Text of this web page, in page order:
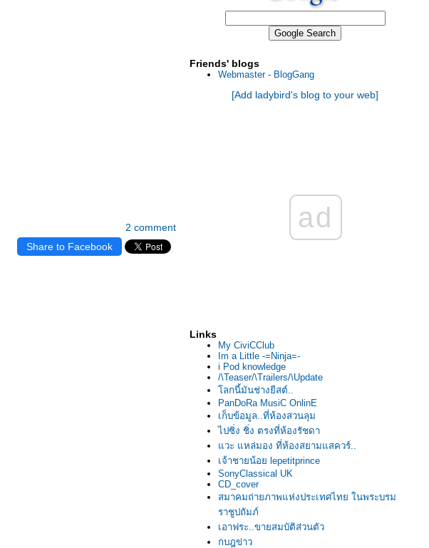
2 comment
Share to Facebook
Friends' blogs
Webmaster - BlogGang
[Add ladybird's blog to your web]
ad
Links
My CiviCClub
Im a Little -=Ninja=-
i Pod knowledge
/\Teaser/\Trailers/\Update
ลกนี้มันช่างยีสต์..
PanDoRa MusiC OnlinE
เก็บข้อมูล..ที่ห้องสวนลุม
ไปซิ่ง ชิ่ง ตรงที่ห้องรัชดา
วะ แหล่มอง ที่ห้องสยามแสควร์..
เจ้าชายน้อย lepetitprince
SonyClassical UK
CD_cover
สมาคมถ่ายภาพแห่งประเทศไทย ในพระบรม
ราชูปถัมภ์
เอาฟระ..ขายสมบัติส่วนตัว
กบฎข่าว